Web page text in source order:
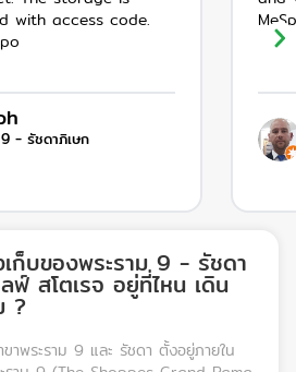
with access code.
- รัชดาภิเษก
เก็บของพระราม 9 - รัชดา
ฟ์ สโตเรจ อยู่ที่ไหน เดิน
?
าพระราม 9 และ รัชดา ตั้งอยู่ภายใน